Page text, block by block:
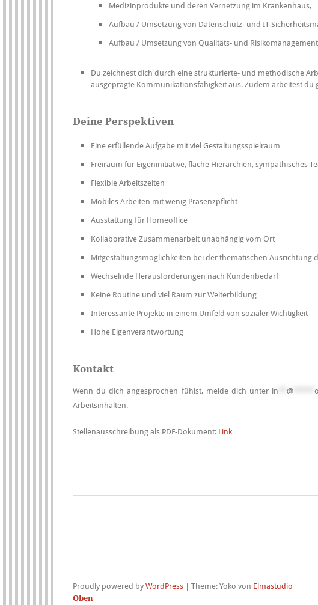
Medizinprodukte und deren Vernetzung im Krankenhaus,
Aufbau / Umsetzung von Datenschutz- und IT-
Aufbau / Umsetzung von Qualitäts- und
Du zeichnest dich durch eine strukturierte- und methodische
ausgeprägte Kommunikationsfähigkeit aus. Zudem arbeitest du
Deine Perspektiven
Eine erfüllende Aufgabe mit viel Gestaltungsspielraum
Freiraum für Eigeninitiative, flache Hierarchien, sympathisches
Flexible Arbeitszeiten
Mobiles Arbeiten mit wenig Präsenzpflicht
Ausstattung für Homeoffice
Kollaborative Zusammenarbeit unabhängig vom Ort
Mitgestaltungsmöglichkeiten bei der thematischen Ausrichtung
Wechselnde Herausforderungen nach Kundenbedarf
Keine Routine und viel Raum zur Weiterbildung
Interessante Projekte in einem Umfeld von sozialer Wichtigkeit
Hohe Eigenverantwortung
Kontakt
Wenn du dich angesprochen fühlst, melde dich unter in **@ *****
Arbeitsinhalten.
Stellenausschreibung als PDF-Dokument: Link
Proudly powered by WordPress Theme: Yoko von Elmastudio
Oben